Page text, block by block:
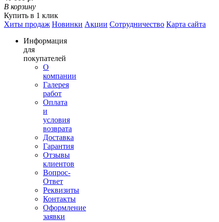
В корзину
Купить в 1 клик
Хиты продаж Новинки Акции Сотрудничество Карта сайта
Информация
для
покупателей
О
компании
Галерея
работ
Оплата
и
условия
возврата
Доставка
Гарантия
Отзывы
клиентов
Вопрос-
Ответ
Реквизиты
Контакты
Оформление
заявки